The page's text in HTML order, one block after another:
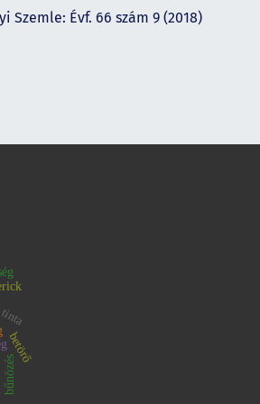
Szemle: Évf. 66 szám 9 (2018)
bűnözés
betörő